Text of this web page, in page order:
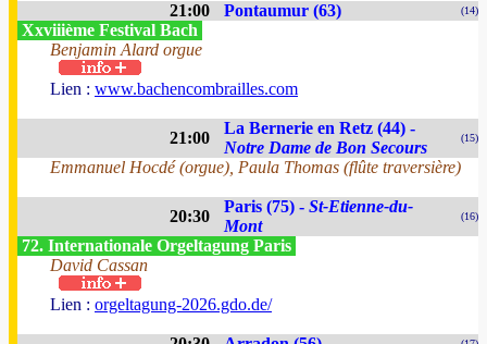
21:00 Pontaumur (63) (14)
Xxviiième Festival Bach
Benjamin Alard orgue
Lien : www.bachencombrailles.com
21:00
La Bernerie en Retz (44) -
Notre Dame de Bon Secours
(15)
Emmanuel Hocdé (orgue), Paula Thomas (flûte traversière)
20:30
Paris (75) - St-Etienne-du-
Mont
(16)
72. Internationale Orgeltagung Paris
David Cassan
Lien : orgeltagung-2026.gdo.de/